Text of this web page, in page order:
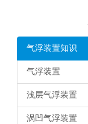
气浮装置知识
气浮装置
浅层气浮装置
涡凹气浮装置